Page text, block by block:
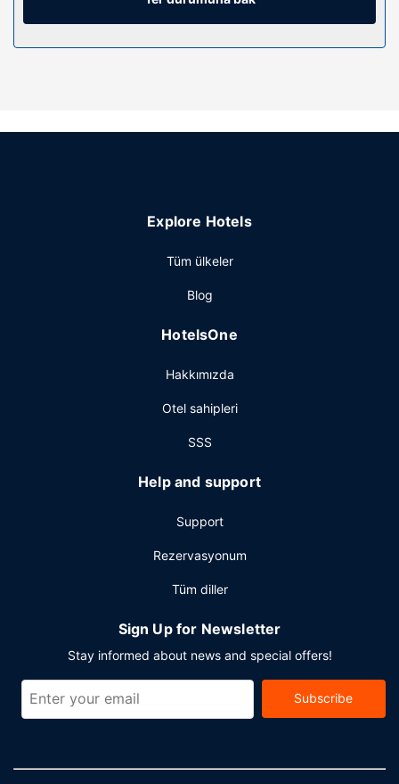
Otelin güzelliği
Açık havuz gibi dinlenme imkânlarından/kolaylıklarından
ücretli açık büfe kahvaltı servisi yapılmaktadır.
temizleme/çamaşır yıkama servisi ve 24 saat açık
Explore Hotels
Tüm ülkeler
Blog
HotelsOne
Hakkımızda
Otel sahipleri
SSS
Help and support
Support
Rezervasyonum
Tüm diller
Sign Up for Newsletter
Stay informed about news and special offers!
Subscribe